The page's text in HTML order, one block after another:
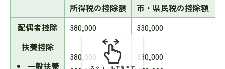
所得税の控除額
市・県民税の控除額
配偶者控除
380,000 330,000
扶養控除
一般扶養
380,000
330,000